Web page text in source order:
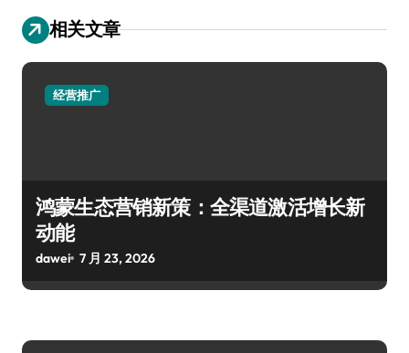
相关文章
经营推广
鸿蒙生态营销新策：全渠道激活增长新
动能
dawei 7 月 23, 2026